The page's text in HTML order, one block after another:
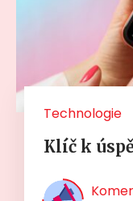
Technologie
Klíč k